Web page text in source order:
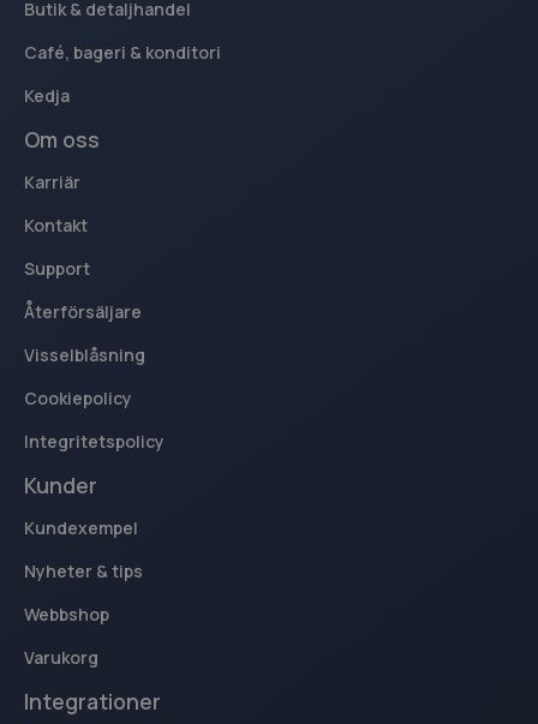
Butik & detaljhandel
Café, bageri & konditori
Kedja
Om oss
Karriär
Kontakt
Support
Återförsäljare
Visselblåsning
Cookiepolicy
Integritetspolicy
Kunder
Kundexempel
Nyheter & tips
Webbshop
Varukorg
Integrationer